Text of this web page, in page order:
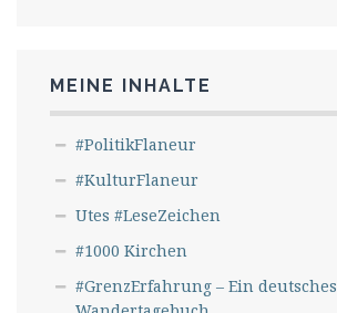
MEINE INHALTE
#PolitikFlaneur
#KulturFlaneur
Utes #LeseZeichen
#1000 Kirchen
#GrenzErfahrung – Ein deutsches